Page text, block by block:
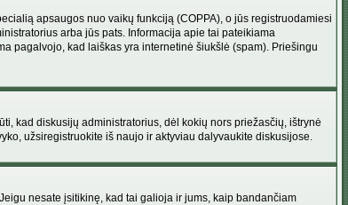
apsaugos nuo vaikų funkciją (COPPA), o jūs registruodamiesi
arba jūs pats. Informacija apie tai pateikiama
pagalvojo, kad laiškas yra internetinė šiukšlė (spam). Priešingu
kad diskusijų administratorius, dėl kokių nors priežasčių, ištrynė
užsiregistruokite iš naujo ir aktyviau dalyvaukite diskusijose.
nesate įsitikinę, kad tai galioja ir jums, kaip bandančiam